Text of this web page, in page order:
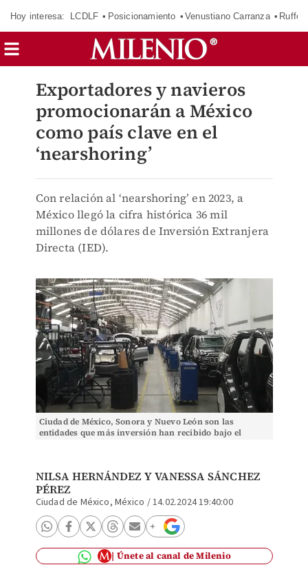
Hoy interesa: LCDLF Posicionamiento Venustiano Carranza Ruffo
Exportadores y navieros
promocionarán a México
como país clave en el
‘nearshoring’
Con relación al ‘nearshoring’ en 2023, a
México llegó la cifra histórica 36 mil
millones de dólares de Inversión Extranjera
Directa (IED).
Ciudad de México, Sonora y Nuevo León son las
entidades que más inversión han recibido bajo el
NILSA HERNÁNDEZ YVANESSA SÁNCHEZ
PÉREZ
Ciudad de México, México /14.02.2024 19:40:00
Únete al canal de Milenio